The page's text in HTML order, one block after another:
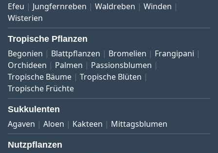
Efeu Jungfernreben Waldreben
Winden
Wisterien
Tropische Pflanzen
Begonien Blattpflanzen Bromelien
Frangipani
Orchideen
Palmen
Passionsblumen
Tropische Bäume
Tropische Blüten
Tropische Früchte
Sukkulenten
Agaven Aloen Kakteen Mittagsblumen
Nutzpflanzen